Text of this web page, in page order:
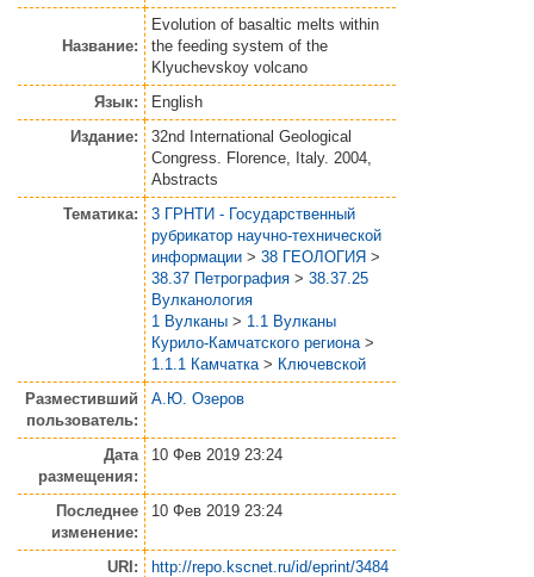
Название:
Evolution of basaltic melts within
the feeding system of the
Klyuchevskoy volcano
Язык:
English
Издание:
32nd International Geological
Congress. Florence, Italy. 2004,
Abstracts
Тематика:
3 ГРНТИ - Государственный
рубрикатор научно-технической
информации > 38 ГЕОЛОГИЯ >
38.37 Петрография > 38.37.25
Вулканология
1 Вулканы > 1.1 Вулканы
Курило-Камчатского региона >
1.1.1 Камчатка > Ключевской
Разместивший
пользователь:
А.Ю. Озеров
Дата
размещения:
10 Фев 2019 23:24
Последнее
изменение:
10 Фев 2019 23:24
URI: http://repo.kscnet.ru/id/eprint/3484